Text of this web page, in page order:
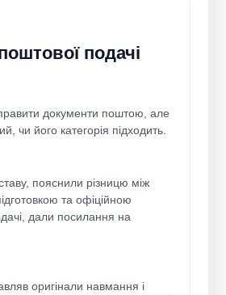
подачі
документи поштою, але
чи його категорія підходить.
пояснили різницю між
та офіційною
дали посилання на
оригінали навмання і